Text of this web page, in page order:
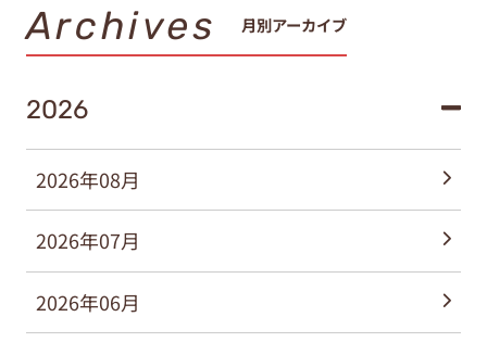
Archives 月別アーカイブ
2026
2026年08月
2026年07月
2026年06月